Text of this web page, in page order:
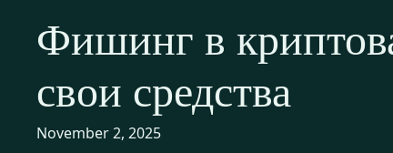
Фишинг в
свои средства
November 2, 2025